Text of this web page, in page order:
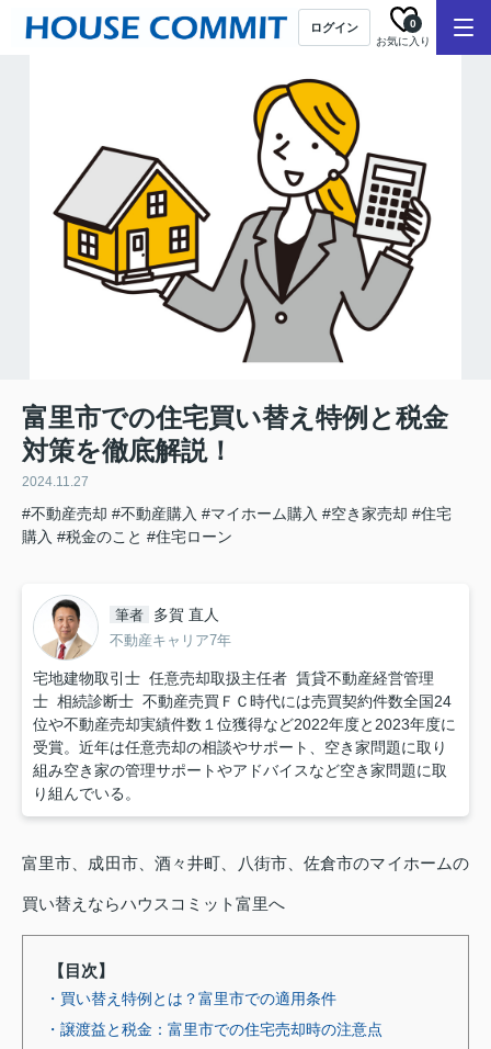
ログイン
お気に入り
0
富里市での住宅買い替え特例と税金
対策を徹底解説！
2024.11.27
#不動産売却 #不動産購入 #マイホーム購入 #空き家売却 #住宅
購入 #税金のこと #住宅ローン
筆者 多賀 直人
不動産キャリア7年
宅地建物取引士 任意売却取扱主任者 賃貸不動産経営管理
士 相続診断士 不動産売買ＦＣ時代には売買契約件数全国24
位や不動産売却実績件数１位獲得など2022年度と2023年度に
受賞。近年は任意売却の相談やサポート、空き家問題に取り
組み空き家の管理サポートやアドバイスなど空き家問題に取
り組んでいる。
富里市、成田市、酒々井町、八街市、佐倉市のマイホームの
買い替えならハウスコミット富里へ
【目次】
・買い替え特例とは？富里市での適用条件
・譲渡益と税金：富里市での住宅売却時の注意点